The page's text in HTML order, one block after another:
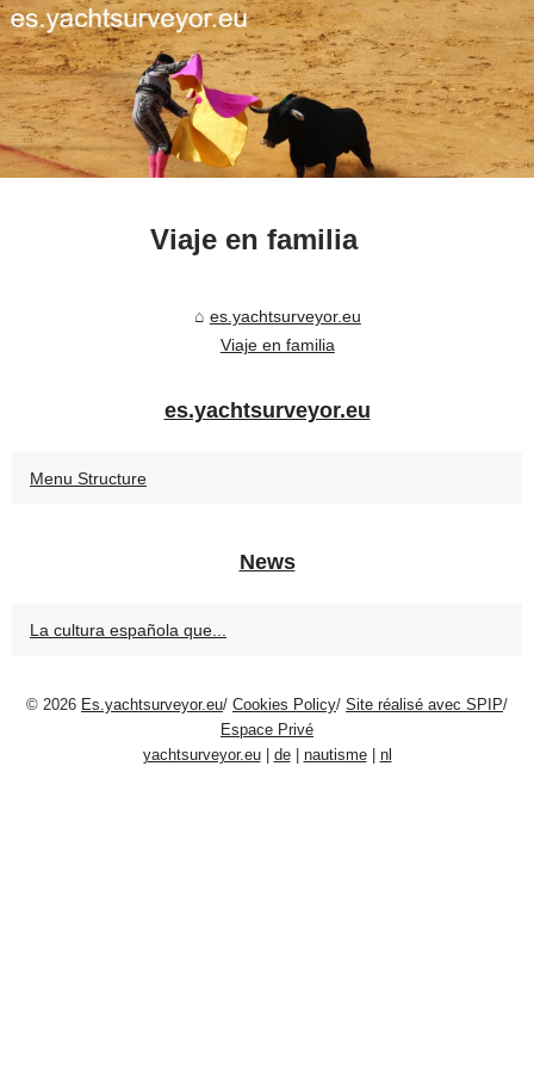
Viaje en familia
es.yachtsurveyor.eu
Viaje en familia
es.yachtsurveyor.eu
Menu Structure
News
La cultura española que...
© 2026 Es.yachtsurveyor.eu/ Cookies Policy/ Site réalisé avec SPIP/
Espace Privé
yachtsurveyor.eu| de| nautisme| nl